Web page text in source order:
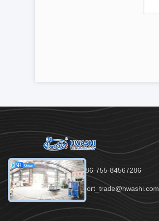
Telefono：86-755-84567286
email：export_trade@hwashi.com